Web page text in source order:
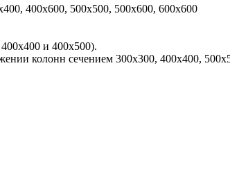
400х600, 500х500, 500х600, 600х600
и 400х500).
колонн сечением 300х300, 400х400,